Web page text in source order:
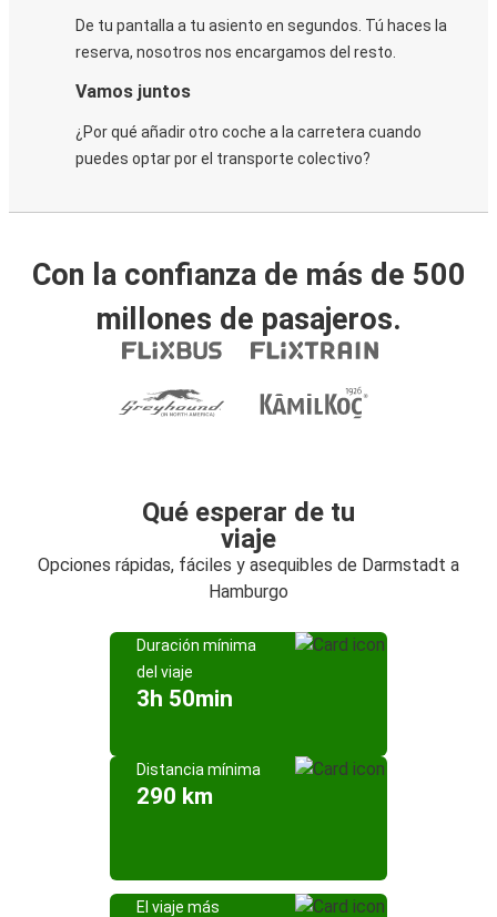
De tu pantalla a tu asiento en segundos. Tú haces la
reserva, nosotros nos encargamos del resto.
Vamos juntos
¿Por qué añadir otro coche a la carretera cuando
puedes optar por el transporte colectivo?
Con la confianza de más de 500
millones de pasajeros.
Qué esperar de tu
viaje
Opciones rápidas, fáciles y asequibles de Darmstadt a
Hamburgo
Duración mínima
del viaje
3h 50min
Distancia mínima
290 km
El viaje más